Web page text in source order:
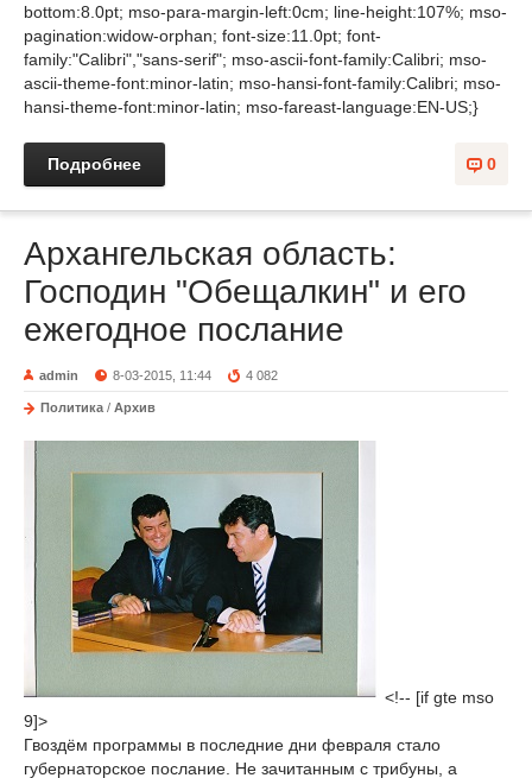
bottom:8.0pt; mso-para-margin-left:0cm; line-height:107%; mso-
pagination:widow-orphan; font-size:11.0pt; font-
family:"Calibri","sans-serif"; mso-ascii-font-family:Calibri; mso-
ascii-theme-font:minor-latin; mso-hansi-font-family:Calibri; mso-
hansi-theme-font:minor-latin; mso-fareast-language:EN-US;}
0
Подробнее
Архангельская область:
Господин "Обещалкин" и его
ежегодное послание
admin 8-03-2015, 11:44 4 082
Политика / Архив
<!-- [if gte mso
9]>
Гвоздём программы в последние дни февраля стало
губернаторское послание. Не зачитанным с трибуны, а